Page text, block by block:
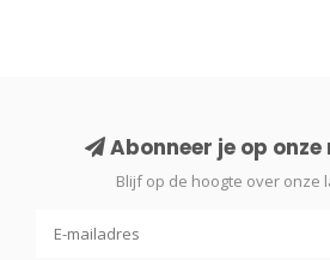
Abonneer je op
Blijf op de hoogte over onze